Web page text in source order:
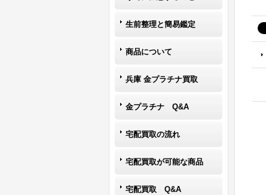
生前整理と簡易鑑定
商品について
兵庫 金プラチナ買取
金プラチナ Q&A
宅配買取の流れ
宅配買取が可能な商品
宅配買取 Q&A